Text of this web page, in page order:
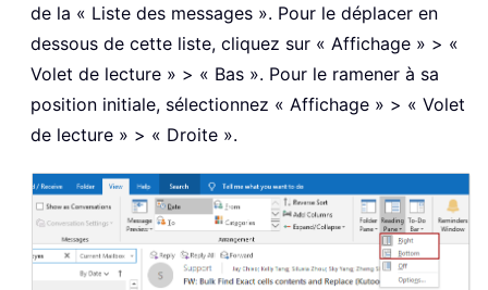
de la « Liste des messages ». Pour le déplacer en
dessous de cette liste, cliquez sur « Affichage » > «
Volet de lecture » > « Bas ». Pour le ramener à sa
position initiale, sélectionnez « Affichage » > « Volet
de lecture » > « Droite ».